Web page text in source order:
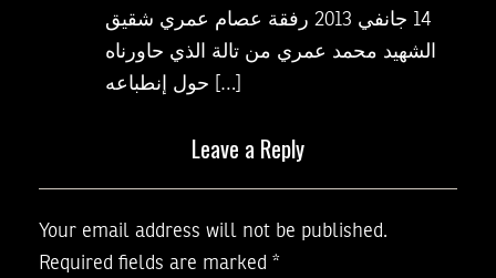
14 جانفي 2013 رفقة عصام عمري شقيق
الشهيد محمد عمري من تالة الذي حاورناه
حول إنطباعه […]
Leave a Reply
Your email address will not be published.
Required fields are marked *